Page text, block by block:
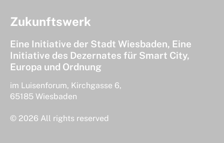
Zukunftswerk
Eine Initiative der Stadt Wiesbaden, Eine
Initiative des Dezernates für Smart City,
Europa und Ordnung
im Luisenforum, Kirchgasse 6,
65185 Wiesbaden
© 2026 All rights reserved